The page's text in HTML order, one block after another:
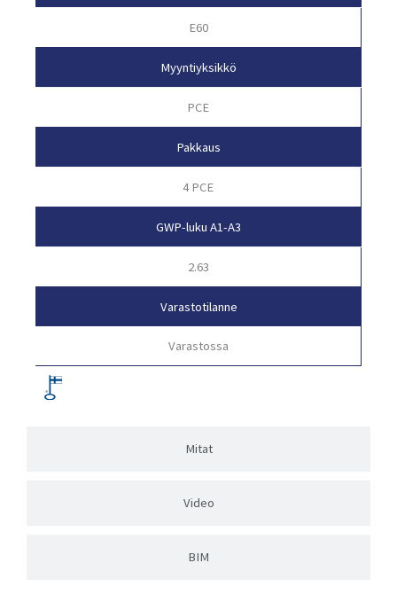
Mitat
Video
BIM
E60
Myyntiyksikkö
PCE
Pakkaus
4 PCE
GWP-luku A1-A3
2.63
Varastotilanne
Varastossa